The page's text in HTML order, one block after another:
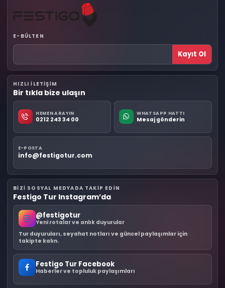
E-BÜLTEN
Kayıt Ol
HIZLI ILETIŞIM
Bir tıkla bize ulaşın
HEMEN ARAYIN
0212 243 34 00
WHATSAPP HATTI
Mesaj gönderin
E-POSTA
info@festigotur.com
BIZI SOSYAL MEDYADA TAKIP EDIN
Festigo Tur Instagram’da
@festigotur
Yeni rotalar ve anlık duyurular
Tur duyuruları, seyahat notları ve güncel paylaşımlar için
takipte kalın.
Festigo Tur Facebook
Haberler ve topluluk paylaşımları